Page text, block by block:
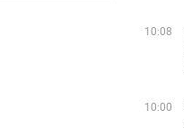
10:08
10:00